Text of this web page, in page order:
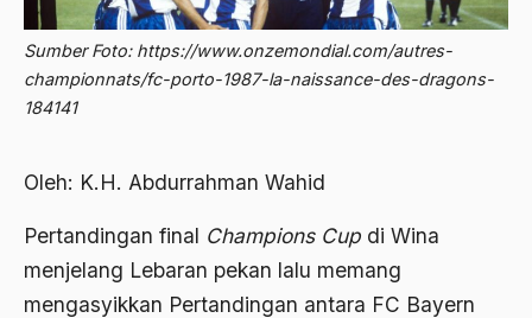
Sumber Foto: https://www.onzemondial.com/autres-
championnats/fc-porto-1987-la-naissance-des-dragons-
184141
Oleh: K.H. Abdurrahman Wahid
Pertandingan final Champions Cup di Wina
menjelang Lebaran pekan lalu memang
mengasyikkan Pertandingan antara FC Bayern
2014
2013
2012
2009
Abad Modern
Abd. Moqsith Ghazali
Abdi Masyarakat
Abdullah Sungkar
Abdullah Syafi'i